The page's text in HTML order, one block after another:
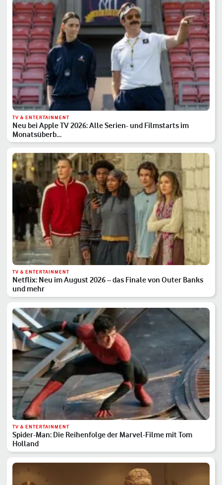
TV & ENTERTAINMENT
Neu bei Apple TV 2026: Alle Serien- und Filmstarts im
Monatsüberb…
TV & ENTERTAINMENT
Netflix: Neu im August 2026 – das Finale von Outer Banks
und mehr
TV & ENTERTAINMENT
Spider-Man: Die Reihenfolge der Marvel-Filme mit Tom
Holland